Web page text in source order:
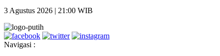
3 Agustus 2026 | 21:00 WIB
Navigasi :